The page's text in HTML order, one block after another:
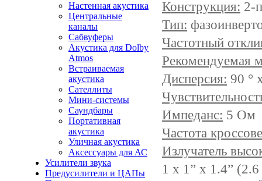
Настенная акустика
Центральные
каналы
Сабвуферы
Акустика для Dolby
Atmos
Встраиваемая
акустика
Сателлиты
Мини-системы
Саундбары
Портативная
акустика
Уличная акустика
Аксессуары для АС
Усилители звука
Предусилители и ЦАПы
Конструкция: 2-
Тип:
Частотный
Рекомендуемая
Дисперсия: 90 °
Импеданс: 5 Ом
Частота
Излучатель
1 х 1” x 1.4”